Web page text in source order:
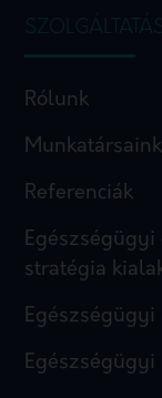
Rólunk
Munkatársaink
Referenciák
stratégia
Egészségügyi